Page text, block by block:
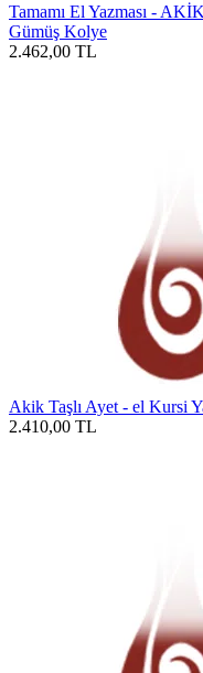
Tamamı El Yazması -
Gümüş Kolye
2.462,00 TL
Akik Taşlı Ayet - el Kursi
2.410,00 TL